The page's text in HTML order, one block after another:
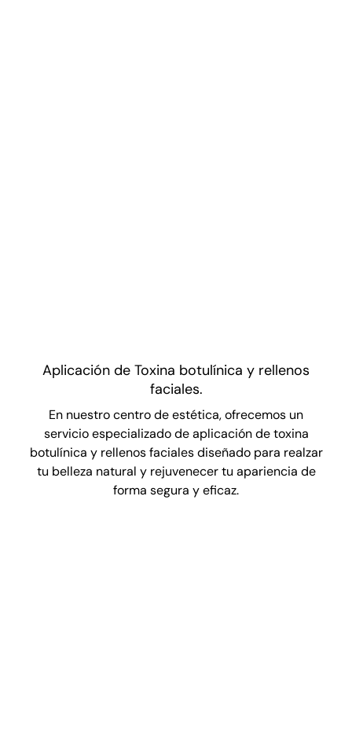
Aplicación de Toxina botulínica y rellenos
faciales.
En nuestro centro de estética, ofrecemos un
servicio especializado de aplicación de toxina
botulínica y rellenos faciales diseñado para realzar
tu belleza natural y rejuvenecer tu apariencia de
forma segura y eficaz.